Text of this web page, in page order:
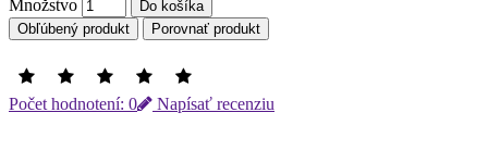
Množstvo
Do košíka
Obľúbený produkt
Porovnať produkt
Počet hodnotení: 0 Napísať recenziu